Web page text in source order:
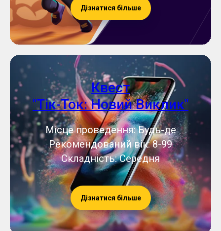
Дізнатися більше
Квест
"Тік-Ток: Новий Виклик"
Місце проведення: Будь-де
Рекомендований вік: 8-99
Складність: Середня
Дізнатися більше